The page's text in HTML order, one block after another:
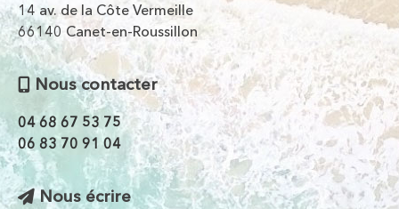
14 av. de la Côte Vermeille
66140 Canet-en-Roussillon
Nous contacter
04 68 67 53 75
06 83 70 91 04
Nous écrire